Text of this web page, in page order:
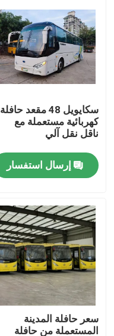
المنتجات
فيديوهات
عرض الواقع الافتراضي
معلومات عنا
جولة في المعمل
رقابة جودة
أخبار
حالات
اطلب اقتباس
سكايويل 48 مقعد حافلة
كهربائية مستعملة مع
ناقل نقل آلي
إرسال استفسار
سعر حافلة المدينة
المستعملة من حافلة